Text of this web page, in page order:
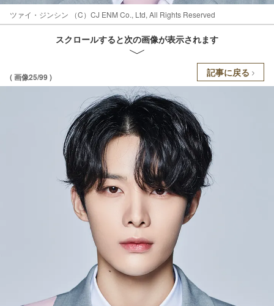
ツァイ・ジンシン （C）CJ ENM Co., Ltd, All Rights Reserved
スクロールすると次の画像が表示されます
( 画像25/99 ) 記事に戻る